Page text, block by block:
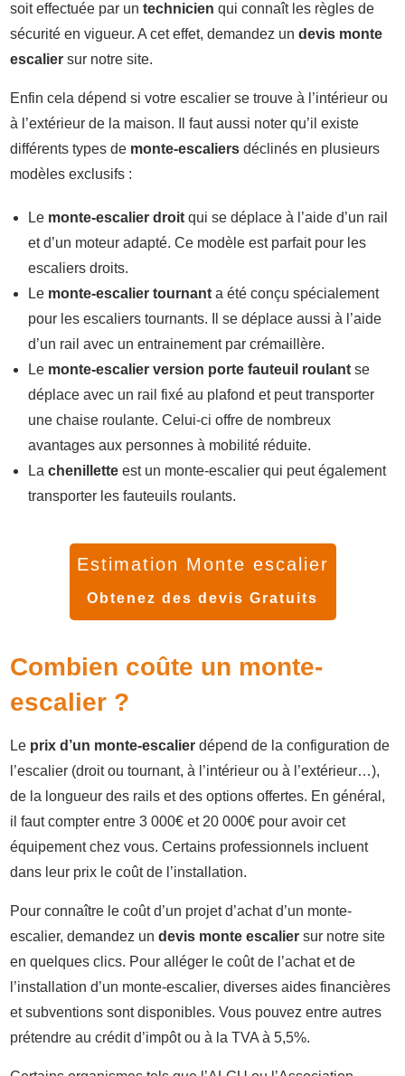
soit effectuée par un technicien qui connaît les règles de
sécurité en vigueur. A cet effet, demandez un devis monte
escalier sur notre site.
Enfin cela dépend si votre escalier se trouve à l’intérieur ou
à l’extérieur de la maison. Il faut aussi noter qu’il existe
différents types de monte-escaliers déclinés en plusieurs
modèles exclusifs :
Le monte-escalier droit qui se déplace à l’aide d’un rail
et d’un moteur adapté. Ce modèle est parfait pour les
escaliers droits.
Le monte-escalier tournant a été conçu spécialement
pour les escaliers tournants. Il se déplace aussi à l’aide
d’un rail avec un entrainement par crémaillère.
Le monte-escalier version porte fauteuil roulant se
déplace avec un rail fixé au plafond et peut transporter
une chaise roulante. Celui-ci offre de nombreux
avantages aux personnes à mobilité réduite.
La chenillette est un monte-escalier qui peut également
transporter les fauteuils roulants.
Estimation Monte escalier
Obtenez des devis Gratuits
Combien coûte un monte-
escalier ?
Le prix d’un monte-escalier dépend de la configuration de
l’escalier (droit ou tournant, à l’intérieur ou à l’extérieur…),
de la longueur des rails et des options offertes. En général,
il faut compter entre 3 000€ et 20 000€ pour avoir cet
équipement chez vous. Certains professionnels incluent
dans leur prix le coût de l’installation.
Pour connaître le coût d’un projet d’achat d’un monte-
escalier, demandez un devis monte escalier sur notre site
en quelques clics. Pour alléger le coût de l’achat et de
l’installation d’un monte-escalier, diverses aides financières
et subventions sont disponibles. Vous pouvez entre autres
prétendre au crédit d’impôt ou à la TVA à 5,5%.